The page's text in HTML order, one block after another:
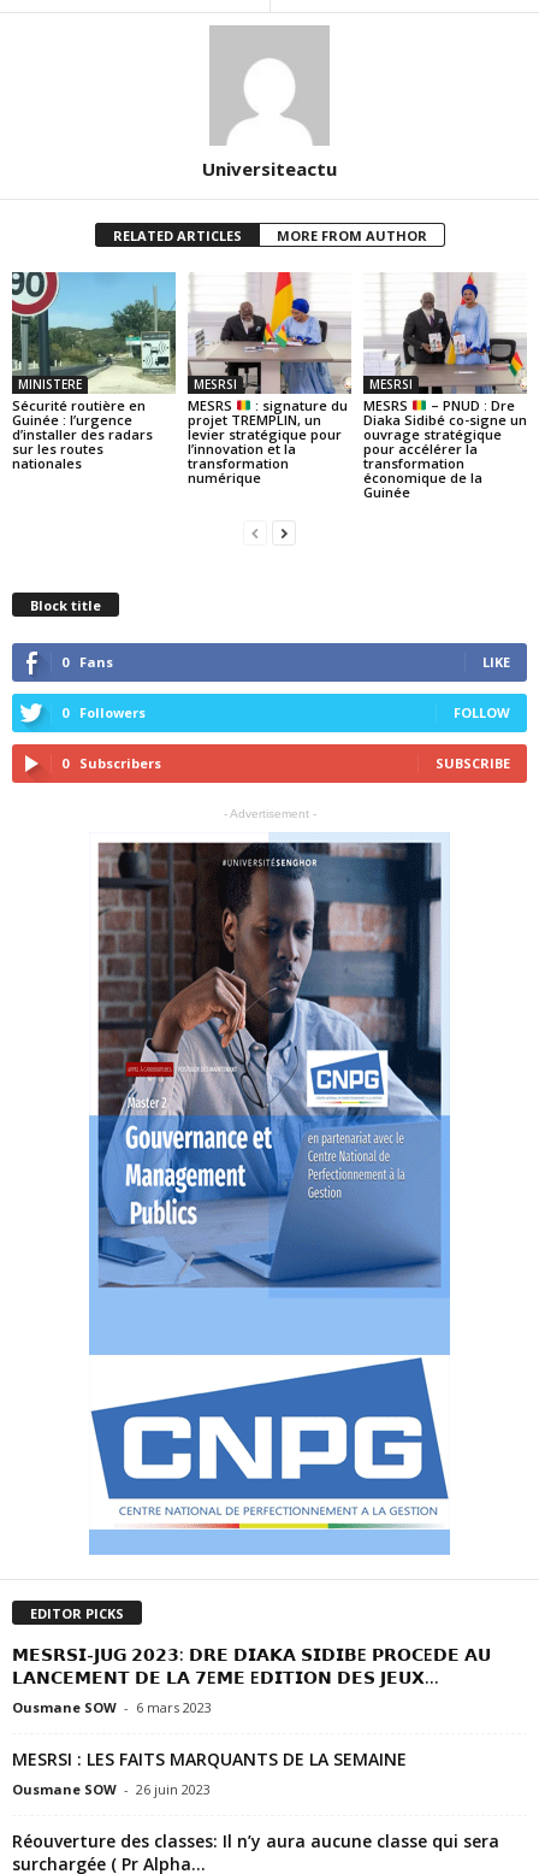
Universiteactu
RELATED ARTICLES MORE FROM AUTHOR
MINISTERE
Sécurité routière en
Guinée : l’urgence
d’installer des radars
sur les routes
nationales
MESRSI
MESRS
: signature du
projet TREMPLIN, un
levier stratégique pour
l’innovation et la
transformation
numérique
MESRSI
MESRS
– PNUD : Dre
Diaka Sidibé co-signe un
ouvrage stratégique
pour accélérer la
transformation
économique de la
Guinée
Block title
0 Fans LIKE
0 Followers FOLLOW
0 Subscribers SUBSCRIBE
- Advertisement -
EDITOR PICKS
𝗠𝗘𝗦𝗥𝗦𝗜-𝗝𝗨𝗚 𝟮𝟬𝟮𝟯: 𝗗𝗥𝗘 𝗗𝗜𝗔𝗞𝗔 𝗦𝗜𝗗𝗜𝗕E 𝗣𝗥𝗢𝗖E𝗗𝗘 𝗔𝗨
𝗟𝗔𝗡𝗖𝗘𝗠𝗘𝗡𝗧 𝗗𝗘 𝗟𝗔 𝟳E𝗠𝗘 E𝗗𝗜𝗧𝗜𝗢𝗡 𝗗𝗘𝗦 𝗝𝗘𝗨𝗫...
Ousmane SOW - 6 mars 2023
MESRSI : LES FAITS MARQUANTS DE LA SEMAINE
Ousmane SOW - 26 juin 2023
Réouverture des classes: Il n’y aura aucune classe qui sera
surchargée ( Pr Alpha...